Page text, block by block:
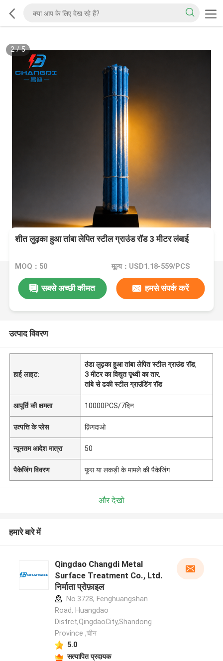
2/5
शीत लुढ़का हुआ तांबा लेपित स्टील ग्राउंड रॉड 3 मीटर लंबाई
MOQ：50 मूल्य：USD1.18-559/PCS
सबसे अच्छी कीमत हमसे संपर्क करें
उत्पाद विवरण
हाई लाइट:
ठंडा लुढ़का हुआ तांबा लेपित स्टील ग्राउंड रॉड,
3 मीटर का विद्युत पृथ्वी का तार,
तांबे से ढकी स्टील ग्राउंडिंग रॉड
आपूर्ति की क्षमता 10000PCS/7दिन
उत्पत्ति के प्लेस क़िंगदाओ
न्यूनतम आदेश मात्रा 50
पैकेजिंग विवरण फूस या लकड़ी के मामले की पैकेजिंग
और देखो
हमारे बारे में
Qingdao Changdi Metal
Surface Treatment Co., Ltd.
निर्माता प्रोफ़ाइल
No.3728, Fenghuangshan
Road, Huangdao
Distrct,QingdaoCity,Shandong
Province ,चीन
5.0
सत्यापित प्रदायक